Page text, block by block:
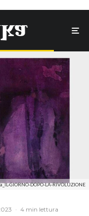
GIORNO-DOPO-LA-RIVOLUZIONE
· 4 min lettura